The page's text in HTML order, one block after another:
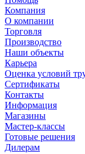
Компания
О компании
Торговля
Производство
Наши объекты
Карьера
Оценка условий
Сертификаты
Контакты
Информация
Магазины
Мастер-классы
Готовые решения
Дилерам